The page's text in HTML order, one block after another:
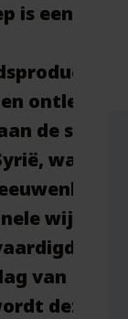
is een van
ontleent
de stad
waar
wijze
van
deze